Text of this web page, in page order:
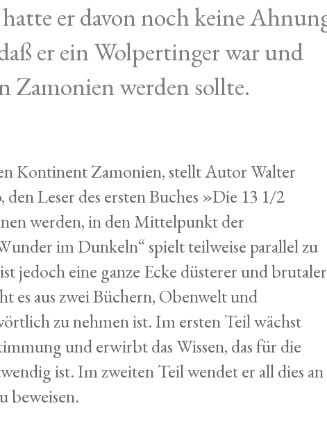
er davon noch keine
er ein Wolpertinger war und
Zamonien werden sollte.
Kontinent Zamonien, stellt Autor Walter
Leser des ersten Buches »Die 13 1/2
werden, in den Mittelpunkt der
im Dunkeln“ spielt teilweise parallel zu
jedoch eine ganze Ecke düsterer und brutaler
es aus zwei Büchern, Obenwelt und
zu nehmen ist. Im ersten Teil wächst
und erwirbt das Wissen, das für die
ist. Im zweiten Teil wendet er all dies an
beweisen.